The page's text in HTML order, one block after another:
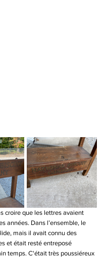
croire que les lettres avaient
années. Dans l’ensemble, le
mais il avait connu des
et était resté entreposé
temps. C'était très poussiéreux